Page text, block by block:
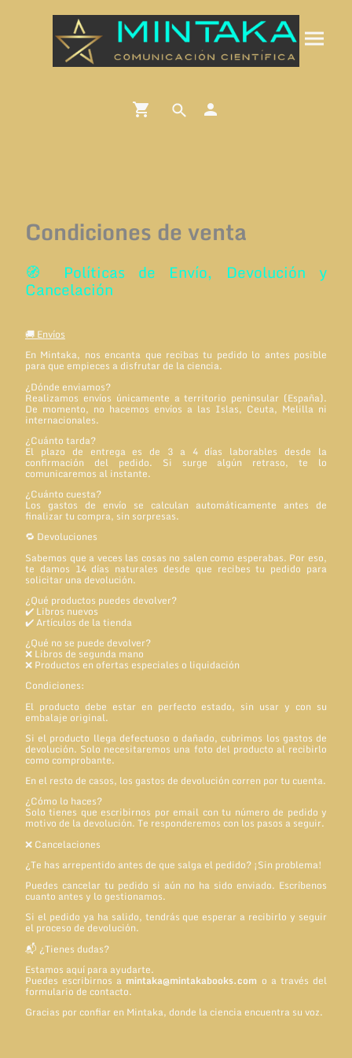
Condiciones de venta
🧭 Políticas de Envío, Devolución y
Cancelación
🚚 Envíos
En Mintaka, nos encanta que recibas tu pedido lo antes posible
para que empieces a disfrutar de la ciencia.
¿Dónde enviamos?
Realizamos envíos únicamente a territorio peninsular (España).
De momento, no hacemos envíos a las Islas, Ceuta, Melilla ni
internacionales.
¿Cuánto tarda?
El plazo de entrega es de 3 a 4 días laborables desde la
confirmación del pedido. Si surge algún retraso, te lo
comunicaremos al instante.
¿Cuánto cuesta?
Los gastos de envío se calculan automáticamente antes de
finalizar tu compra, sin sorpresas.
🔁 Devoluciones
Sabemos que a veces las cosas no salen como esperabas. Por eso,
te damos 14 días naturales desde que recibes tu pedido para
solicitar una devolución.
¿Qué productos puedes devolver?
✔️ Libros nuevos
✔️ Artículos de la tienda
¿Qué no se puede devolver?
❌ Libros de segunda mano
❌ Productos en ofertas especiales o liquidación
Condiciones:
El producto debe estar en perfecto estado, sin usar y con su
embalaje original.
Si el producto llega defectuoso o dañado, cubrimos los gastos de
devolución. Solo necesitaremos una foto del producto al recibirlo
como comprobante.
En el resto de casos, los gastos de devolución corren por tu cuenta.
¿Cómo lo haces?
Solo tienes que escribirnos por email con tu número de pedido y
motivo de la devolución. Te responderemos con los pasos a seguir.
❌ Cancelaciones
¿Te has arrepentido antes de que salga el pedido? ¡Sin problema!
Puedes cancelar tu pedido si aún no ha sido enviado. Escríbenos
cuanto antes y lo gestionamos.
Si el pedido ya ha salido, tendrás que esperar a recibirlo y seguir
el proceso de devolución.
📬 ¿Tienes dudas?
Estamos aquí para ayudarte.
Puedes escribirnos a mintaka@mintakabooks.com o a través del
formulario de contacto.
Gracias por confiar en Mintaka, donde la ciencia encuentra su voz.